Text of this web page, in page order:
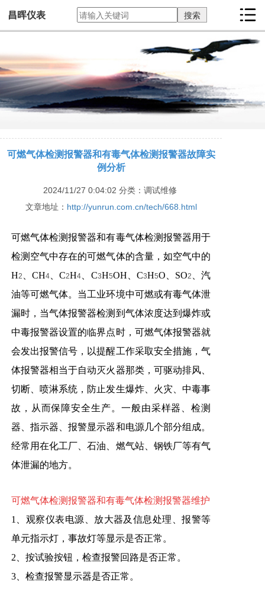
昌晖仪表
可燃气体检测报警器和有毒气体检测报警器故障实
例分析
2024/11/27 0:04:02 分类：调试维修
文章地址： http://yunrun.com.cn/tech/668.html
可燃气体检测报警器和有毒气体检测报警器用于
检测空气中存在的可燃气体的含量，如空气中的
H2 、CH4 、C2H4 、C3H5OH、C3H5O、SO2
、汽
油等可燃气体。当工业环境中可燃或有毒气体泄
漏时，当气体报警器检测到气体浓度达到爆炸或
中毒报警器设置的临界点时，可燃气体报警器就
会发出报警信号，以提醒工作采取安全措施，气
体报警器相当于自动灭火器那类，可驱动排风、
切断、喷淋系统，防止发生爆炸、火灾、中毒事
故，从而保障安全生产。一般由采样器、检测
器、指示器、报警显示器和电源几个部分组成。
经常用在化工厂、石油、燃气站、钢铁厂等有气
体泄漏的地方。
可燃气体检测报警器和有毒气体检测报警器维护
1、观察仪表电源、放大器及信息处理、报警等
单元指示灯，事故灯等显示是否正常。
2、按试验按钮，检查报警回路是否正常。
3、检查报警显示器是否正常。